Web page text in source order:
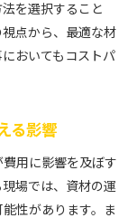
を選択すること
点から、最適な材
おいてもコストパ
る影響
用に影響を及ぼす
場では、資材の運
性があります。ま